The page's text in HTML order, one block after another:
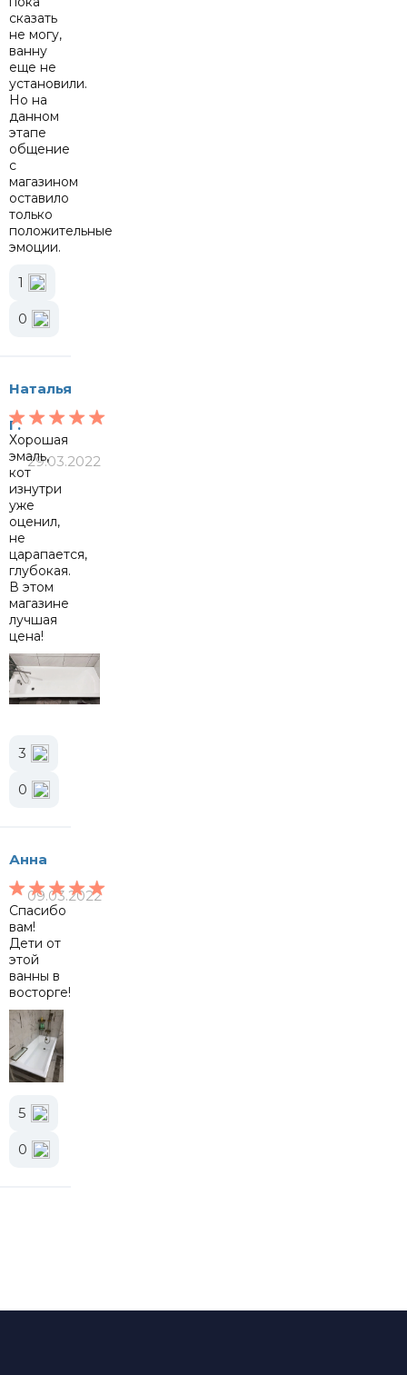
сказать
не могу,
ванну
еще не
установили.
Но на
данном
этапе
общение
с
магазином
оставило
только
положительные
эмоции.
1
0
Наталья
Г.
29.03.2022
Хорошая
эмаль,
кот
изнутри
уже
оценил,
не
царапается,
глубокая.
В этом
магазине
лучшая
цена!
3
0
Анна
09.03.2022
Спасибо
вам!
Дети от
этой
ванны в
восторге!
5
0